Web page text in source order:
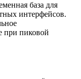
база для
интерфейсов.
при пиковой